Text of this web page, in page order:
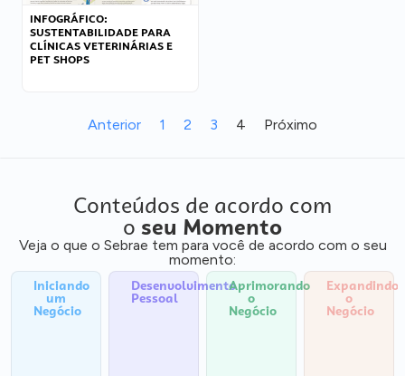
INFOGRÁFICO:
SUSTENTABILIDADE PARA
CLÍNICAS VETERINÁRIAS E
PET SHOPS
Anterior 1 2 3 4 Próximo
Conteúdos de acordo com
o seu Momento
Veja o que o Sebrae tem para você de acordo com o seu
momento:
Iniciando
um
Negócio
Desenvolvimento
Pessoal
Aprimorando
o
Negócio
Expandindo
o
Negócio